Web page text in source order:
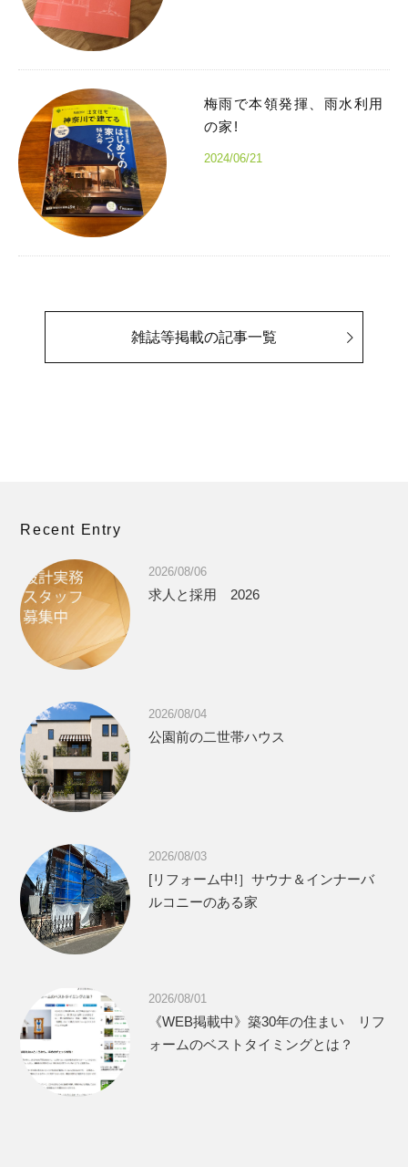
梅雨で本領発揮、雨水利用
の家!
2024/06/21
雑誌等掲載の記事一覧
Recent Entry
2026/08/06
求人と採用 2026
2026/08/04
公園前の二世帯ハウス
2026/08/03
[リフォーム中!］サウナ＆インナーバ
ルコニーのある家
2026/08/01
《WEB掲載中》築30年の住まい リフ
ォームのベストタイミングとは？